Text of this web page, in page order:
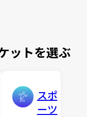
ットを選ぶ
スポ
ーツ